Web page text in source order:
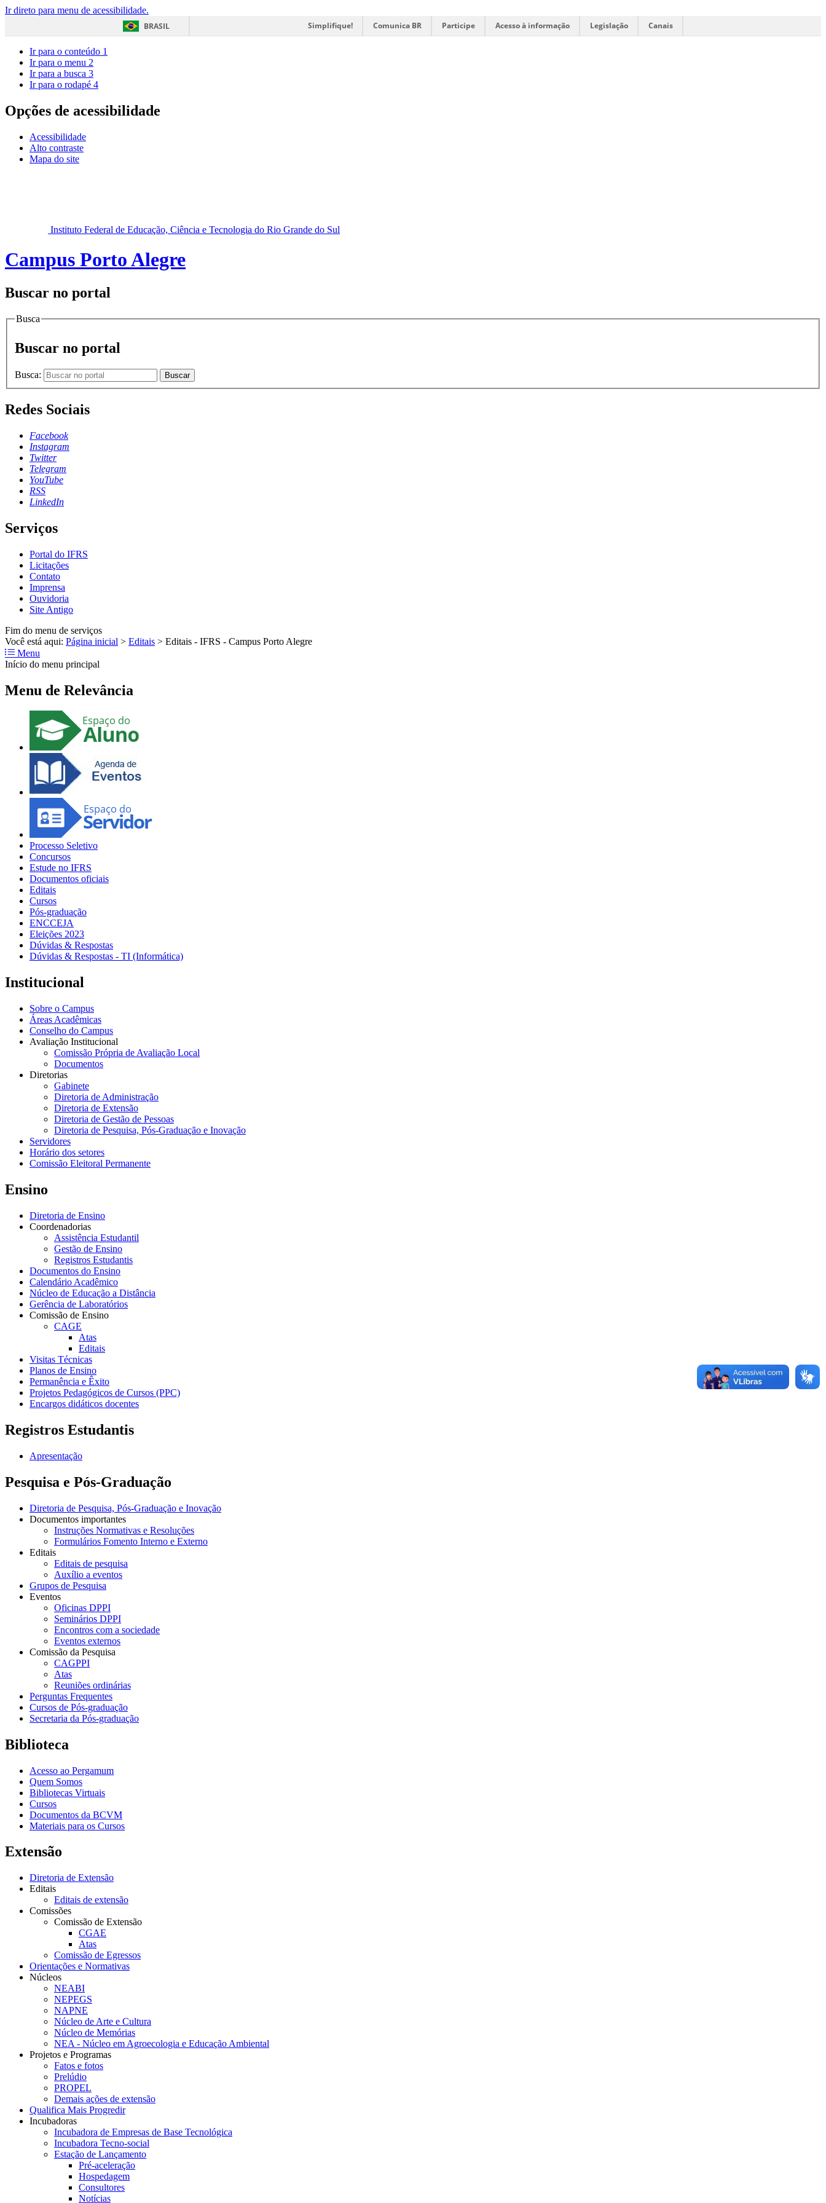
Ir direto para menu de acessibilidade.
BRASIL
Simplifique! Comunica BR Participe Acesso à informação Legislação Canais
Ir para o conteúdo 1
Ir para o menu 2
Ir para a busca 3
Ir para o rodapé 4
Opções de acessibilidade
Acessibilidade
Alto contraste
Mapa do site
Instituto Federal de Educação, Ciência e Tecnologia do Rio Grande do Sul
Campus Porto Alegre
Buscar no portal
Busca
Buscar no portal
Busca: Buscar
Redes Sociais
Facebook
Instagram
Twitter
Telegram
YouTube
RSS
LinkedIn
Serviços
Portal do IFRS
Licitações
Contato
Imprensa
Ouvidoria
Site Antigo
Fim do menu de serviços
Você está aqui: Página inicial > Editais > Editais - IFRS - Campus Porto Alegre
Menu
Início do menu principal
Menu de Relevância
Processo Seletivo
Concursos
Estude no IFRS
Documentos oficiais
Editais
Cursos
Pós-graduação
ENCCEJA
Eleições 2023
Dúvidas & Respostas
Dúvidas & Respostas - TI (Informática)
Institucional
Sobre o Campus
Áreas Acadêmicas
Conselho do Campus
Avaliação Institucional
Comissão Própria de Avaliação Local
Documentos
Diretorias
Gabinete
Diretoria de Administração
Diretoria de Extensão
Diretoria de Gestão de Pessoas
Diretoria de Pesquisa, Pós-Graduação e Inovação
Servidores
Horário dos setores
Comissão Eleitoral Permanente
Ensino
Diretoria de Ensino
Coordenadorias
Assistência Estudantil
Gestão de Ensino
Registros Estudantis
Documentos do Ensino
Calendário Acadêmico
Núcleo de Educação a Distância
Gerência de Laboratórios
Comissão de Ensino
CAGE
Atas
Editais
Visitas Técnicas
Planos de Ensino
Permanência e Êxito
Projetos Pedagógicos de Cursos (PPC)
Encargos didáticos docentes
Registros Estudantis
Apresentação
Pesquisa e Pós-Graduação
Diretoria de Pesquisa, Pós-Graduação e Inovação
Documentos importantes
Instruções Normativas e Resoluções
Formulários Fomento Interno e Externo
Editais
Editais de pesquisa
Auxílio a eventos
Grupos de Pesquisa
Eventos
Oficinas DPPI
Seminários DPPI
Encontros com a sociedade
Eventos externos
Comissão da Pesquisa
CAGPPI
Atas
Reuniões ordinárias
Perguntas Frequentes
Cursos de Pós-graduação
Secretaria da Pós-graduação
Biblioteca
Acesso ao Pergamum
Quem Somos
Bibliotecas Virtuais
Cursos
Documentos da BCVM
Materiais para os Cursos
Extensão
Diretoria de Extensão
Editais
Editais de extensão
Comissões
Comissão de Extensão
CGAE
Atas
Comissão de Egressos
Orientações e Normativas
Núcleos
NEABI
NEPEGS
NAPNE
Núcleo de Arte e Cultura
Núcleo de Memórias
NEA - Núcleo em Agroecologia e Educação Ambiental
Projetos e Programas
Fatos e fotos
Prelúdio
PROPEL
Demais ações de extensão
Qualifica Mais Progredir
Incubadoras
Incubadora de Empresas de Base Tecnológica
Incubadora Tecno-social
Estação de Lançamento
Pré-aceleração
Hospedagem
Consultores
Notícias